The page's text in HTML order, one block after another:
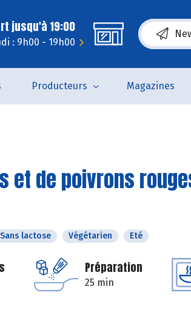
jusqu'à 19:00
: 9h00 - 19h00 (s’ouvre
Producteurs Magazines
et de poivrons
Sans lactose Végétarien Eté
Préparation
25 min